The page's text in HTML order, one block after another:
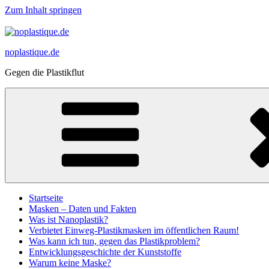
Zum Inhalt springen
noplastique.de
Gegen die Plastikflut
Startseite
Masken – Daten und Fakten
Was ist Nanoplastik?
Verbietet Einweg-Plastikmasken im öffentlichen Raum!
Was kann ich tun, gegen das Plastikproblem?
Entwicklungsgeschichte der Kunststoffe
Warum keine Maske?